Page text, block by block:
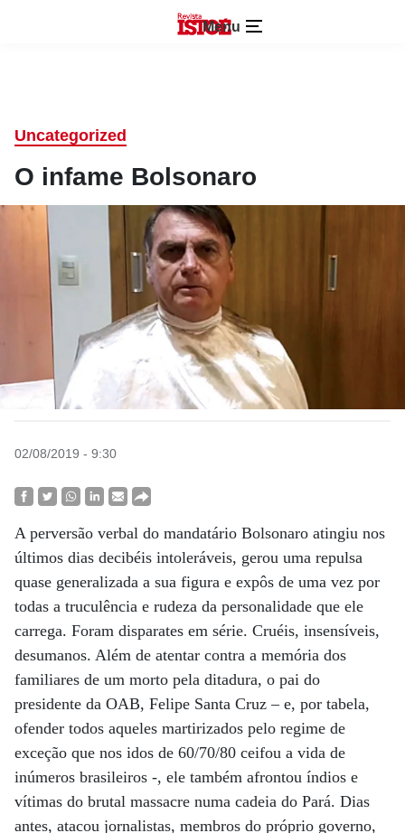
Menu
Uncategorized
O infame Bolsonaro
02/08/2019 - 9:30
A perversão verbal do mandatário Bolsonaro atingiu nos
últimos dias decibéis intoleráveis, gerou uma repulsa
quase generalizada a sua figura e expôs de uma vez por
todas a truculência e rudeza da personalidade que ele
carrega. Foram disparates em série. Cruéis, insensíveis,
desumanos. Além de atentar contra a memória dos
familiares de um morto pela ditadura, o pai do
presidente da OAB, Felipe Santa Cruz – e, por tabela,
ofender todos aqueles martirizados pelo regime de
exceção que nos idos de 60/70/80 ceifou a vida de
inúmeros brasileiros -, ele também afrontou índios e
vítimas do brutal massacre numa cadeia do Pará. Dias
antes, atacou jornalistas, membros do próprio governo,